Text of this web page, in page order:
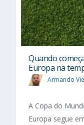
Quando
Europa na
Armando
A Copa do
Europa segue